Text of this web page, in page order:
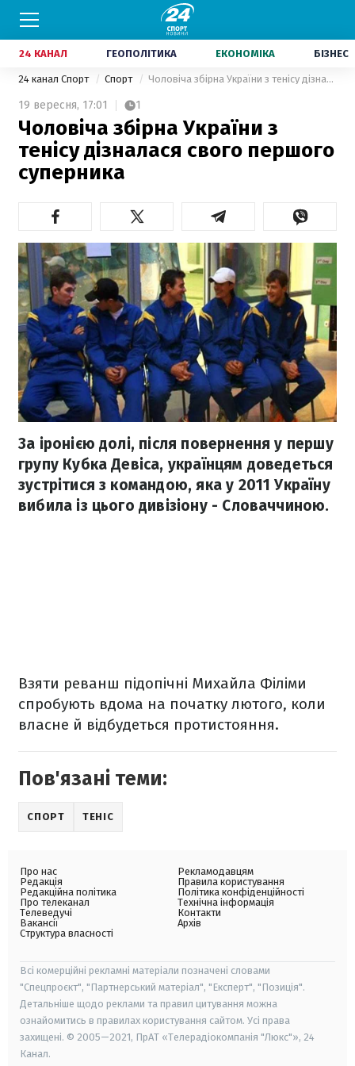
24 КАНАЛ ГЕОПОЛІТИКА ЕКОНОМІКА БІЗНЕС
24 канал Спорт Спорт Чоловіча збірна України з тенісу дізналася свого першого суперника
19 вересня, 17:01 1
Чоловіча збірна України з
тенісу дізналася свого першого
суперника
За іронією долі, після повернення у першу
групу Кубка Девіса, українцям доведеться
зустрітися з командою, яка у 2011 Україну
вибила із цього дивізіону - Словаччиною.
Взяти реванш підопічні Михайла Філіми
спробують вдома на початку лютого, коли
власне й відбудеться протистояння.
Пов'язані теми:
СПОРТ ТЕНІС
Про нас
Редакція
Редакційна політика
Про телеканал
Телеведучі
Вакансії
Структура власності
Рекламодавцям
Правила користування
Політика конфіденційності
Технічна інформація
Контакти
Архів
Всі комерційні рекламні матеріали позначені словами
"Спецпроєкт", "Партнерський матеріал", "Експерт", "Позиція".
Детальніше щодо реклами та правил цитування можна
ознайомитись в правилах користування сайтом. Усі права
захищені. © 2005—2021, ПрАТ «Телерадіокомпанія "Люкс"», 24
Канал.